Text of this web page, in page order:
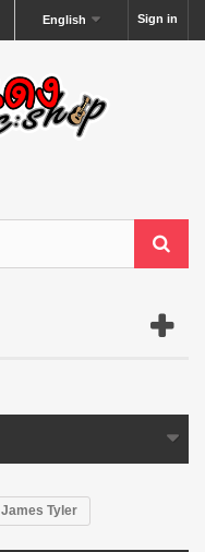
Sign in
English
James Tyler